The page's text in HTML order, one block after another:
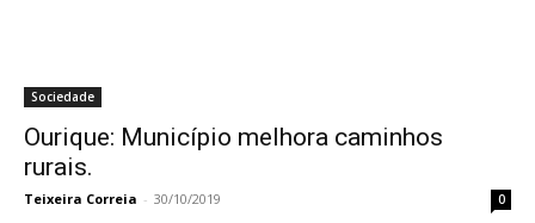
Sociedade
Ourique: Município melhora caminhos
rurais.
Teixeira Correia - 30/10/2019 0